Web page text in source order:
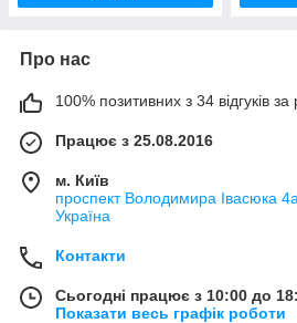
Про нас
100% позитивних з 34 відгуків за
Працює з 25.08.2016
м. Київ
проспект Володимира Івасюка
Україна
Контакти
Сьогодні працює з 10:00 до
Показати весь графік роботи